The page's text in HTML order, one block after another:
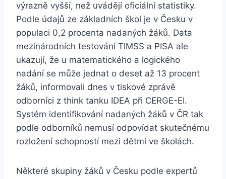
výrazně vyšší, než uvádějí oficiální statistiky.
Podle údajů ze základních škol je v Česku v
populaci 0,2 procenta nadaných žáků. Data
mezinárodních testování TIMSS a PISA ale
ukazují, že u matematického a logického
nadání se může jednat o deset až 13 procent
žáků, informovali dnes v tiskové zprávě
odborníci z think tanku IDEA při CERGE-EI.
Systém identifikování nadaných žáků v ČR tak
podle odborníků nemusí odpovídat skutečnému
rozložení schopností mezi dětmi ve školách.
Některé skupiny žáků v Česku podle expertů